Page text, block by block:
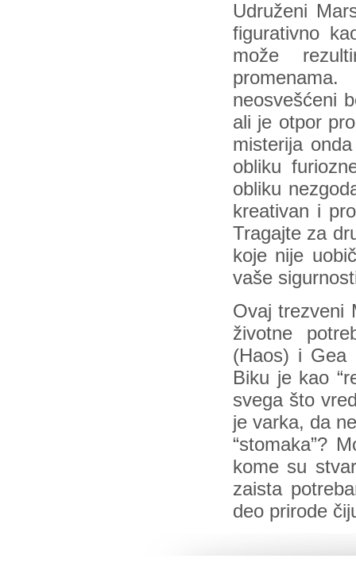
Udruženi
figurativno
može
neosvešćeni
ali je otpor
misterija
obliku
obliku
kreativan i
Tragajte za
koje nije
vaše
Ovaj trezveni
životne
(Haos) i Gea
Biku je kao
svega što
je varka, da
“stomaka”?
kome su
zaista
deo prirode